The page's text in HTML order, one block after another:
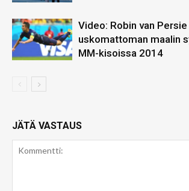
Video: Robin van
uskomattoman maalin
MM-kisoissa 2014
JÄTÄ VASTAUS